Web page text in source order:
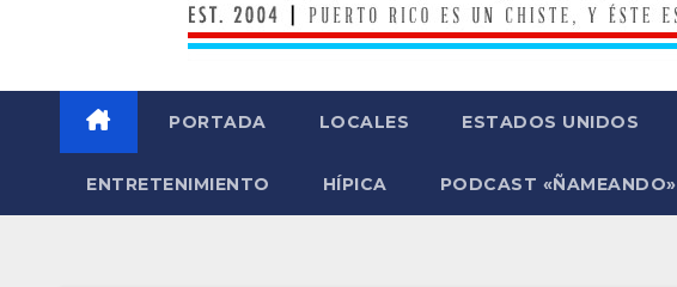
PORTADA LOCALES ESTADOS UNIDOS
ENTRETENIMIENTO HÍPICA PODCAST «ÑAMEANDO»